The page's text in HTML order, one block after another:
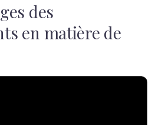
des
en matière de